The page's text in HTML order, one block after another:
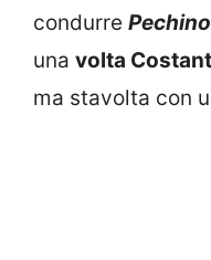
condurre
una volta
ma stavolta con